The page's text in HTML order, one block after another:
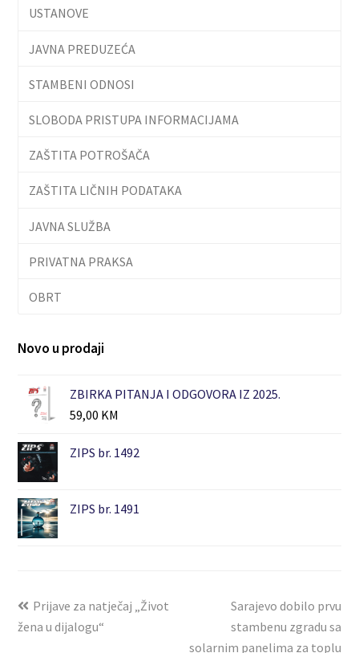
USTANOVE
JAVNA PREDUZEĆA
STAMBENI ODNOSI
SLOBODA PRISTUPA INFORMACIJAMA
ZAŠTITA POTROŠAČA
ZAŠTITA LIČNIH PODATAKA
JAVNA SLUŽBA
PRIVATNA PRAKSA
OBRT
Novo u prodaji
ZBIRKA PITANJA I ODGOVORA IZ 2025.
59,00 KM
ZIPS br. 1492
ZIPS br. 1491
Prijave za natječaj „Život
žena u dijalogu“
Sarajevo dobilo prvu
stambenu zgradu sa
solarnim panelima za toplu